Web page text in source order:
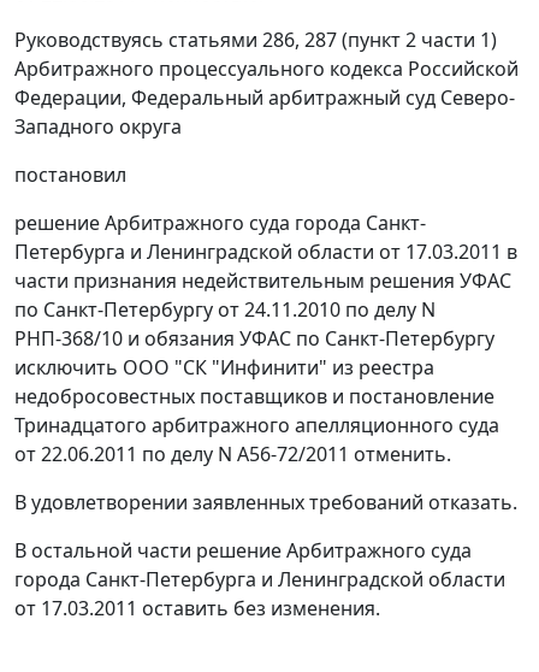
Руководствуясь статьями 286, 287 (пункт 2 части 1)
Арбитражного процессуального кодекса Российской
Федерации, Федеральный арбитражный суд Северо-
Западного округа
постановил
решение Арбитражного суда города Санкт-
Петербурга и Ленинградской области от 17.03.2011 в
части признания недействительным решения УФАС
по Санкт-Петербургу от 24.11.2010 по делу N
РНП-368/10 и обязания УФАС по Санкт-Петербургу
исключить ООО "СК "Инфинити" из реестра
недобросовестных поставщиков и постановление
Тринадцатого арбитражного апелляционного суда
от 22.06.2011 по делу N А56-72/2011 отменить.
В удовлетворении заявленных требований отказать.
В остальной части решение Арбитражного суда
города Санкт-Петербурга и Ленинградской области
от 17.03.2011 оставить без изменения.